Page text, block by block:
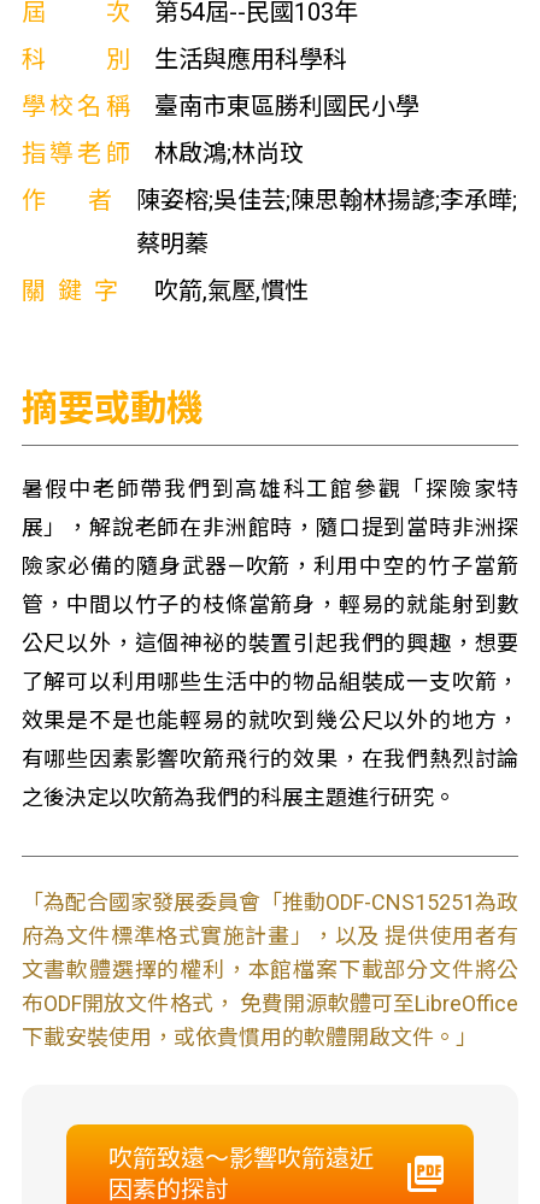
屆次
第54屆--民國103年
科別
生活與應用科學科
學校名稱
臺南市東區勝利國民小學
指導老師
林啟鴻;林尚玟
作者
陳姿榕;吳佳芸;陳思翰林揚諺;李承曄;
蔡明蓁
關鍵字
吹箭,氣壓,慣性
摘要或動機
暑假中老師帶我們到高雄科工館參觀「探險家特
展」，解說老師在非洲館時，隨口提到當時非洲探
險家必備的隨身武器—吹箭，利用中空的竹子當箭
管，中間以竹子的枝條當箭身，輕易的就能射到數
公尺以外，這個神祕的裝置引起我們的興趣，想要
了解可以利用哪些生活中的物品組裝成一支吹箭，
效果是不是也能輕易的就吹到幾公尺以外的地方，
有哪些因素影響吹箭飛行的效果，在我們熱烈討論
之後決定以吹箭為我們的科展主題進行研究。
「為配合國家發展委員會「推動ODF-CNS15251為政
府為文件標準格式實施計畫」，以及 提供使用者有
文書軟體選擇的權利，本館檔案下載部分文件將公
布ODF開放文件格式， 免費開源軟體可至LibreOffice
下載安裝使用，或依貴慣用的軟體開啟文件。」
吹箭致遠～影響吹箭遠近
因素的探討